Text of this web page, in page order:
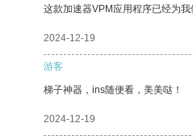
这款加速器VPM应用程序已经为我
2024-12-19
游客
梯子神器，ins随便看，美美哒！
2024-12-19